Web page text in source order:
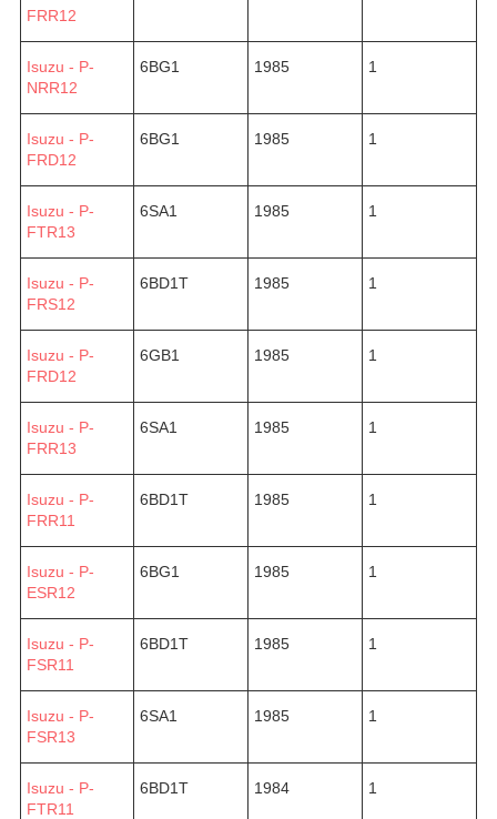
FRR12
Isuzu - P-
NRR12
6BG1 1985 1
Isuzu - P-
FRD12
6BG1 1985 1
Isuzu - P-
FTR13
6SA1 1985 1
Isuzu - P-
FRS12
6BD1T 1985 1
Isuzu - P-
FRD12
6GB1 1985 1
Isuzu - P-
FRR13
6SA1 1985 1
Isuzu - P-
FRR11
6BD1T 1985 1
Isuzu - P-
ESR12
6BG1 1985 1
Isuzu - P-
FSR11
6BD1T 1985 1
Isuzu - P-
FSR13
6SA1 1985 1
Isuzu - P-
FTR11
6BD1T 1984 1